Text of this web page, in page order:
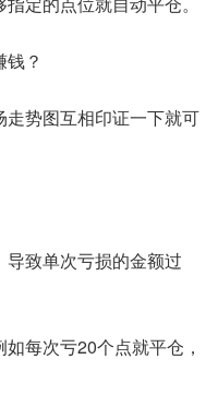
？
势图互相印证一下就可
致单次亏损的金额过
每次亏20个点就平仓，